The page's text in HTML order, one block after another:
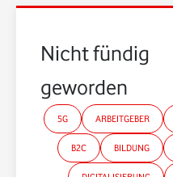
Nicht fündig
geworden?
5G ARBEITGEBER
B2C BILDUNG